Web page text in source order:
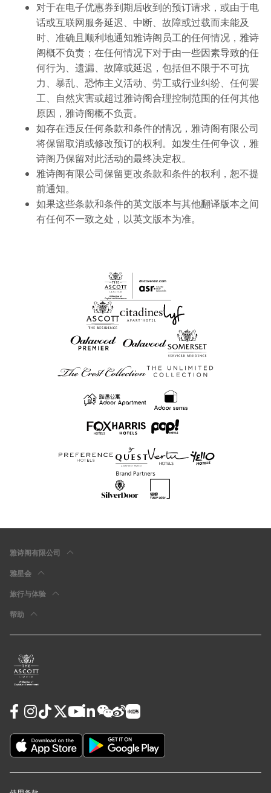
对于在电子优惠券到期后收到的预订请求，或由于电
话或互联网服务延迟、中断、故障或过载而未能及
时、准确且顺利地通知雅诗阁员工的任何情况，雅诗
阁概不负责；在任何情况下对于由一些因素导致的任
何行为、遗漏、故障或延迟，包括但不限于不可抗
力、暴乱、恐怖主义活动、劳工或行业纠纷、任何罢
工、自然灾害或超过雅诗阁合理控制范围的任何其他
原因，雅诗阁概不负责。
如存在违反任何条款和条件的情况，雅诗阁有限公司
将保留取消或修改预订的权利。如发生任何争议，雅
诗阁乃保留对此活动的最终决定权。
雅诗阁有限公司保留更改条款和条件的权利，恕不提
前通知。
如果这些条款和条件的英文版本与其他翻译版本之间
有任何不一致之处，以英文版本为准。
雅诗阁有限公司
雅星会
旅行与体验
帮助